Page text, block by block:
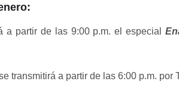
a partir de las 9:00 p.m. el especial
transmitirá a partir de las 6:00 p.m. por